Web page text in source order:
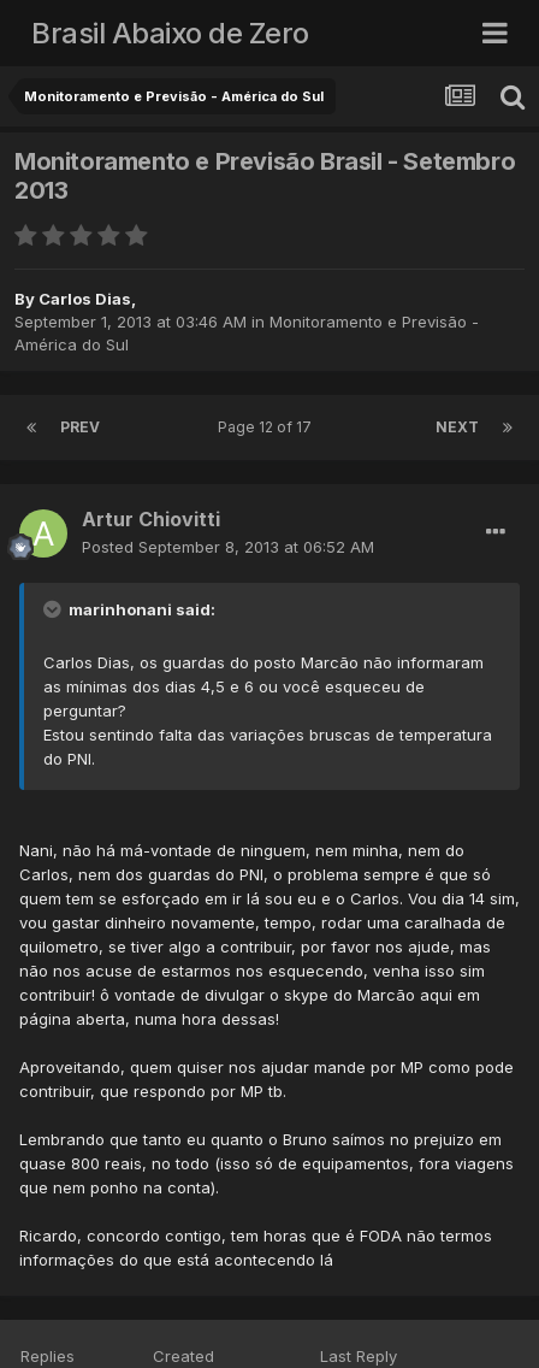
Brasil Abaixo de Zero
Monitoramento e Previsão - América do Sul
Monitoramento e Previsão Brasil - Setembro
2013
By Carlos Dias,
September 1, 2013 at 03:46 AM in Monitoramento e Previsão -
América do Sul
PREV NEXT
Page 12 of 17
Artur Chiovitti
Posted September 8, 2013 at 06:52 AM
marinhonani said:
Carlos Dias, os guardas do posto Marcão não informaram
as mínimas dos dias 4,5 e 6 ou você esqueceu de
perguntar?
Estou sentindo falta das variações bruscas de temperatura
do PNI.
Nani, não há má-vontade de ninguem, nem minha, nem do
Carlos, nem dos guardas do PNI, o problema sempre é que só
quem tem se esforçado em ir lá sou eu e o Carlos. Vou dia 14 sim,
vou gastar dinheiro novamente, tempo, rodar uma caralhada de
quilometro, se tiver algo a contribuir, por favor nos ajude, mas
não nos acuse de estarmos nos esquecendo, venha isso sim
contribuir! ô vontade de divulgar o skype do Marcão aqui em
página aberta, numa hora dessas!
Aproveitando, quem quiser nos ajudar mande por MP como pode
contribuir, que respondo por MP tb.
Lembrando que tanto eu quanto o Bruno saímos no prejuizo em
quase 800 reais, no todo (isso só de equipamentos, fora viagens
que nem ponho na conta).
Ricardo, concordo contigo, tem horas que é FODA não termos
informações do que está acontecendo lá
Replies Created Last Reply